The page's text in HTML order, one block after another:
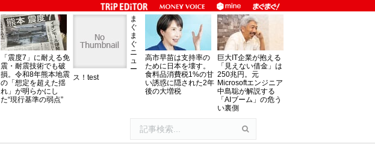
「震度7」に耐える免
震・耐震技術でも破
損。令和8年熊本地震
の「想定を超えた揺
れ」が明らかにし
た“現行基準の弱点”
ま
ぐ
ま
ぐ
ニ
ュ
ー
ス！test
高市早苗は支持率の
ために日本を壊す。
食料品消費税1%の甘
い誘惑に隠された2年
後の大増税
巨大IT企業が抱える
「見えない借金」は
250兆円。元
Microsoftエンジニア
中島聡が解説する
「AIブーム」の危う
い裏側